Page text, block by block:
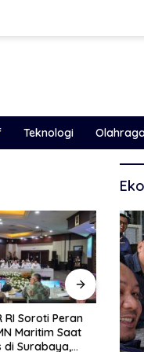
Teknologi
Serahkan LHP
IV DPRD, Eko:
Berdiri di